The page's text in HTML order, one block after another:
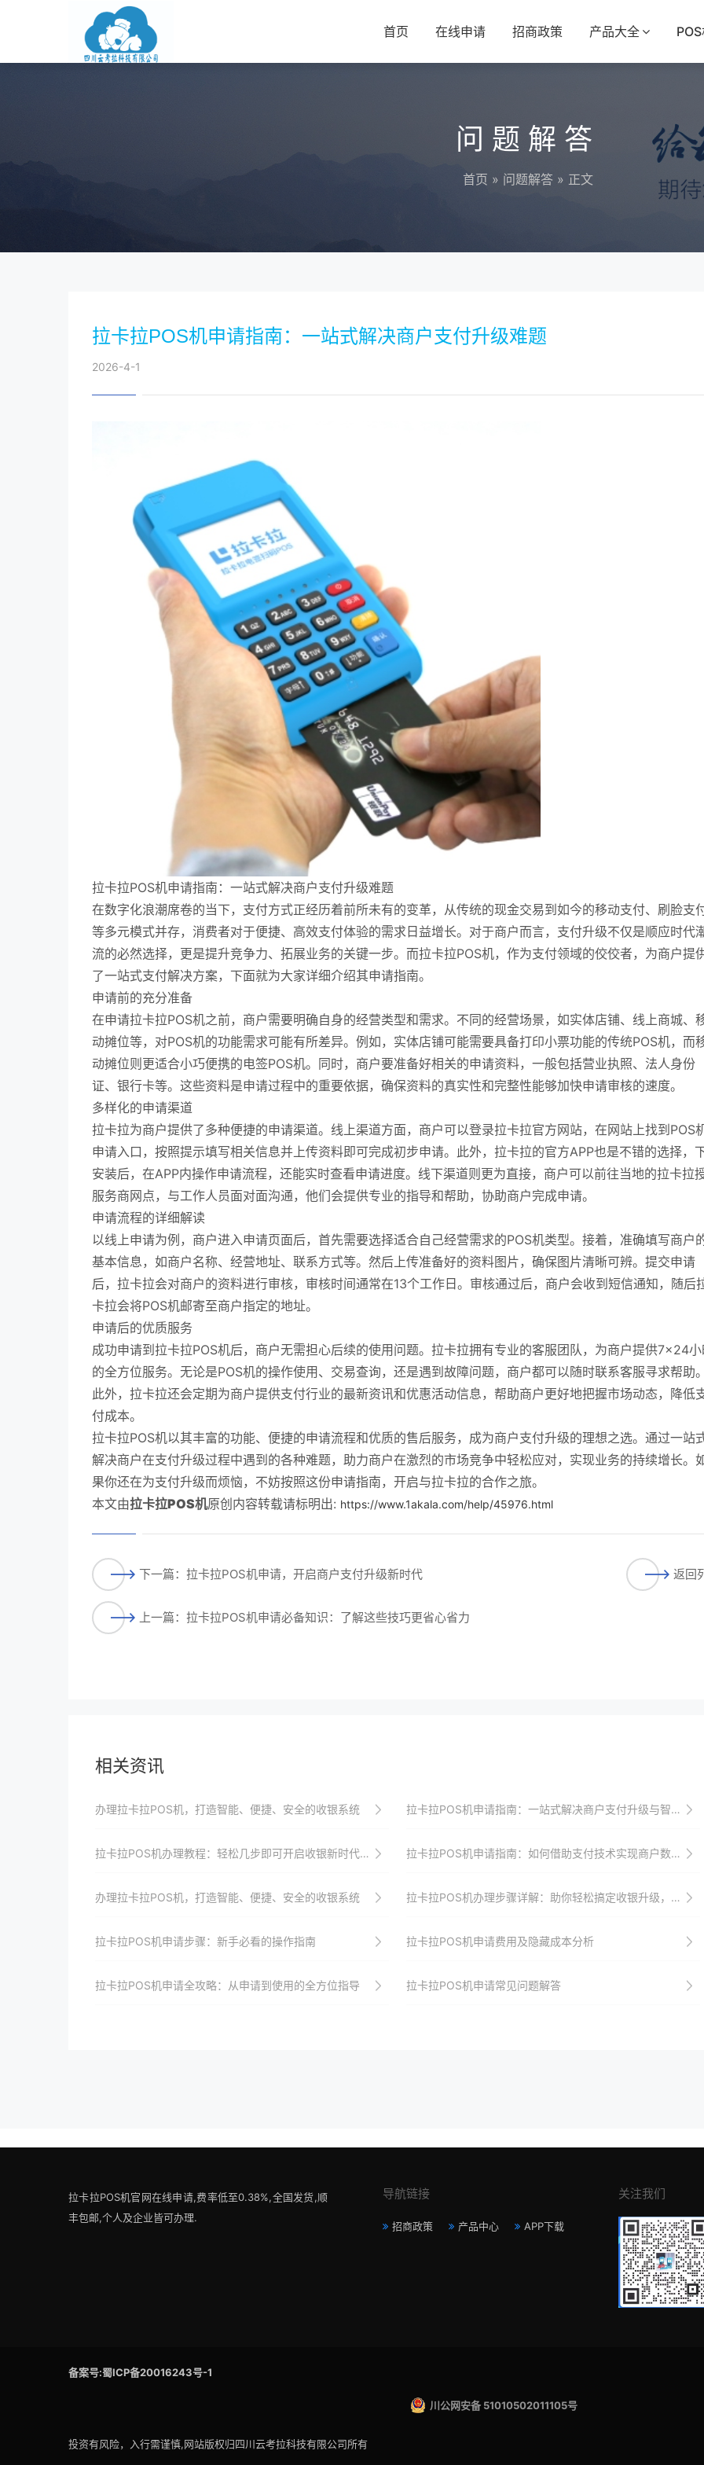
首页 在线申请 招商政策 产品大全
问题解答
首页 » 问题解答 » 正文
拉卡拉POS机申请指南：一站式解决商户支付升级难题
2026-4-1
拉卡拉POS机申请指南：一站式解决商户支付升级难题
在数字化浪潮席卷的当下，支付方式正经历着前所未有的变革，从传统的现金交易到如今的移动支付、刷脸支
等多元模式并存，消费者对于便捷、高效支付体验的需求日益增长。对于商户而言，支付升级不仅是顺应时代
流的必然选择，更是提升竞争力、拓展业务的关键一步。而拉卡拉POS机，作为支付领域的佼佼者，为商户提
了一站式支付解决方案，下面就为大家详细介绍其申请指南。
申请前的充分准备
在申请拉卡拉POS机之前，商户需要明确自身的经营类型和需求。不同的经营场景，如实体店铺、线上商城、
动摊位等，对POS机的功能需求可能有所差异。例如，实体店铺可能需要具备打印小票功能的传统POS机，而
动摊位则更适合小巧便携的电签POS机。同时，商户要准备好相关的申请资料，一般包括营业执照、法人身份
证、银行卡等。这些资料是申请过程中的重要依据，确保资料的真实性和完整性能够加快申请审核的速度。
多样化的申请渠道
拉卡拉为商户提供了多种便捷的申请渠道。线上渠道方面，商户可以登录拉卡拉官方网站，在网站上找到POS
申请入口，按照提示填写相关信息并上传资料即可完成初步申请。此外，拉卡拉的官方APP也是不错的选择，
安装后，在APP内操作申请流程，还能实时查看申请进度。线下渠道则更为直接，商户可以前往当地的拉卡拉
服务商网点，与工作人员面对面沟通，他们会提供专业的指导和帮助，协助商户完成申请。
申请流程的详细解读
以线上申请为例，商户进入申请页面后，首先需要选择适合自己经营需求的POS机类型。接着，准确填写商户
基本信息，如商户名称、经营地址、联系方式等。然后上传准备好的资料图片，确保图片清晰可辨。提交申请
后，拉卡拉会对商户的资料进行审核，审核时间通常在13个工作日。审核通过后，商户会收到短信通知，随后
卡拉会将POS机邮寄至商户指定的地址。
申请后的优质服务
成功申请到拉卡拉POS机后，商户无需担心后续的使用问题。拉卡拉拥有专业的客服团队，为商户提供7×24
的全方位服务。无论是POS机的操作使用、交易查询，还是遇到故障问题，商户都可以随时联系客服寻求帮助。
此外，拉卡拉还会定期为商户提供支付行业的最新资讯和优惠活动信息，帮助商户更好地把握市场动态，降低
付成本。
拉卡拉POS机以其丰富的功能、便捷的申请流程和优质的售后服务，成为商户支付升级的理想之选。通过一站
解决商户在支付升级过程中遇到的各种难题，助力商户在激烈的市场竞争中轻松应对，实现业务的持续增长。
果你还在为支付升级而烦恼，不妨按照这份申请指南，开启与拉卡拉的合作之旅。
本文由拉卡拉POS机原创内容转载请标明出: https://www.1akala.com/help/45976.html
下一篇：拉卡拉POS机申请，开启商户支付升级新时代
上一篇：拉卡拉POS机申请必备知识：了解这些技巧更省心省力
返回
相关资讯
办理拉卡拉POS机，打造智能、便捷、安全的收银系统 拉卡拉POS机申请指南：一站式解决商户支付升级与智能化需求
拉卡拉POS机办理教程：轻松几步即可开启收银新时代大门并助力商家实现收银升级、转型与增长目标 拉卡拉POS机申请指南：如何借助支付技术实现商户数字化转型
办理拉卡拉POS机，打造智能、便捷、安全的收银系统 拉卡拉POS机办理步骤详解：助你轻松搞定收银升级，提升店铺竞争力与顾客忠诚度
拉卡拉POS机申请步骤：新手必看的操作指南 拉卡拉POS机申请费用及隐藏成本分析
拉卡拉POS机申请全攻略：从申请到使用的全方位指导 拉卡拉POS机申请常见问题解答
拉卡拉POS机官网在线申请,费率低至0.38%,全国发货,顺
丰包邮,个人及企业皆可办理.
导航链接
招商政策 产品中心 APP下载
关注我们
备案号:蜀ICP备20016243号-1
川公网安备 51010502011105号
投资有风险，入行需谨慎,网站版权归四川云考拉科技有限公司所有